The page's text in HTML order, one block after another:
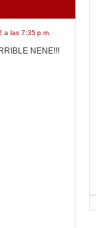
a las 7:35 p.m.
NENE!!!